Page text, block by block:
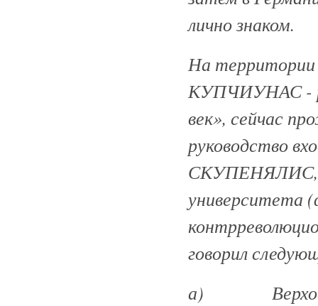
лично знаком.
На территории
КУПЧИУНАС -
век», сейчас
руководство
СКУПЕНЯЛИС,
университета
говорил
а) Верховное